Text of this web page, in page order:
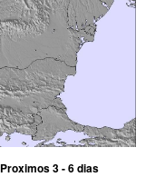
Proximos 3 - 6 dias